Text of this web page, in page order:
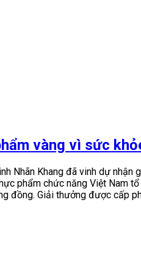
vàng vì sức
Nhãn Khang đã vinh dự
phẩm chức năng Việt Nam
đồng. Giải thưởng được cấp